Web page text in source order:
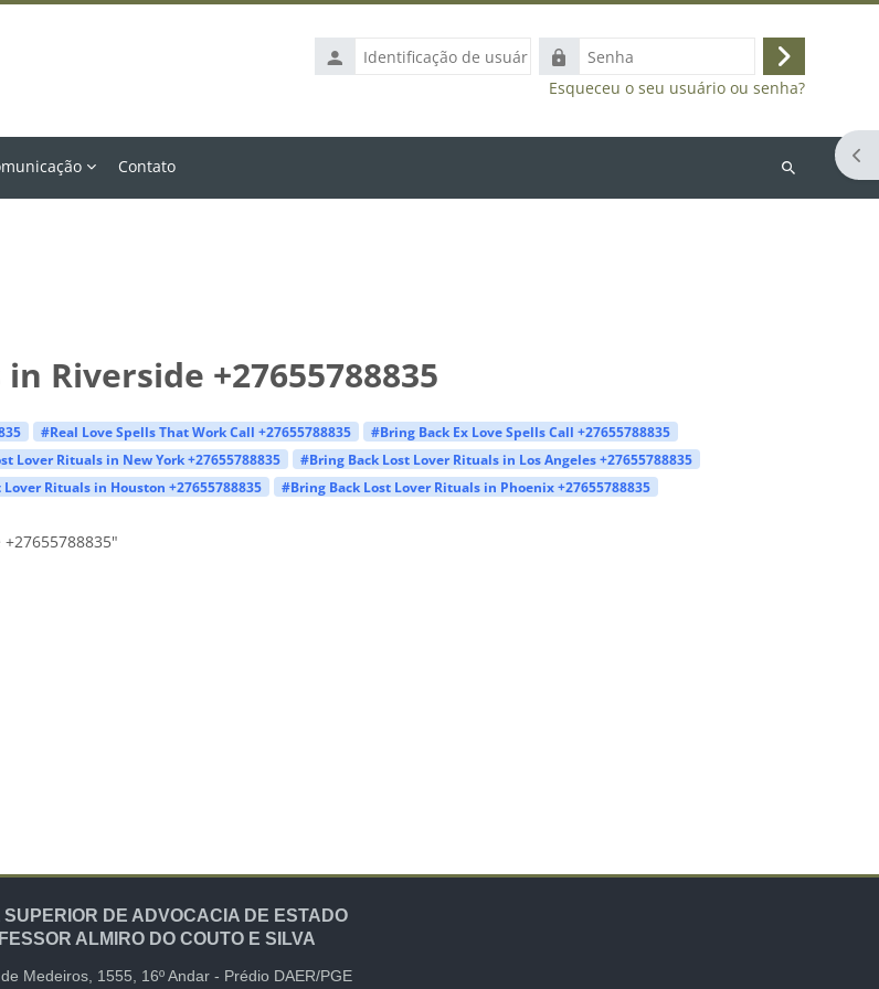
Identificação
de
Senha
Acessar
Esqueceu o seu usuário ou senha?
Contato
Buscar
Riverside +27655788835
#Real Love Spells That Work Call +27655788835
#Bring Back Ex Love Spells Call +27655788835
Lover Rituals in New York +27655788835
#Bring Back Lost Lover Rituals in Los Angeles +27655788835
Rituals in Houston +27655788835
#Bring Back Lost Lover Rituals in Phoenix +27655788835
SUPERIOR DE ADVOCACIA DE ESTADO
ALMIRO DO COUTO E SILVA
Medeiros, 1555, 16º Andar - Prédio DAER/PGE